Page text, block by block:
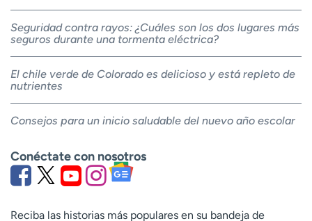
Seguridad contra rayos: ¿Cuáles son los dos lugares más
seguros durante una tormenta eléctrica?
El chile verde de Colorado es delicioso y está repleto de
nutrientes
Consejos para un inicio saludable del nuevo año escolar
Conéctate con nosotros
Reciba las historias más populares en su bandeja de